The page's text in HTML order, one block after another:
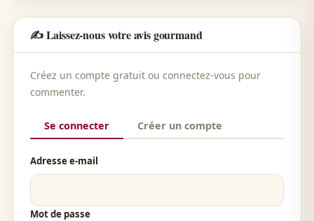
✍️ Laissez-nous votre avis gourmand
Créez un compte gratuit ou connectez-vous pour
commenter.
Se connecter Créer un compte
Adresse e-mail
Mot de passe